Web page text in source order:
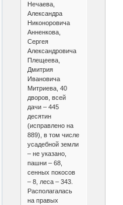
Нечаева,
Александра
Никоноровича
Анненкова,
Сергея
Александровича
Плещеева,
Дмитрия
Ивановича
Митриева, 40
дворов, всей
дачи – 445
десятин
(исправлено на
889), в том числе
усадебной земли
– не указано,
пашни – 68,
сенных покосов
– 8, леса – 343.
Располагалась
на правых